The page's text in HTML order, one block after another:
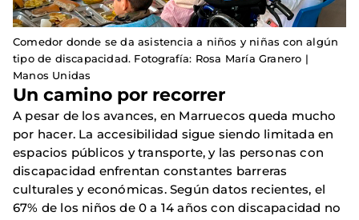
Comedor donde se da asistencia a niños y niñas con algún
tipo de discapacidad. Fotografía: Rosa María Granero |
Manos Unidas
Un camino por recorrer
A pesar de los avances, en Marruecos queda mucho
por hacer. La accesibilidad sigue siendo limitada en
espacios públicos y transporte, y las personas con
discapacidad enfrentan constantes barreras
culturales y económicas. Según datos recientes, el
67% de los niños de 0 a 14 años con discapacidad no